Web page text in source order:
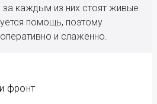
каждым из них стоят живые
помощь, поэтому
и слаженно.
фронт